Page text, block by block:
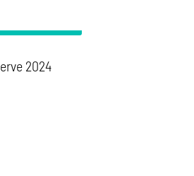
2024 Menge
2024